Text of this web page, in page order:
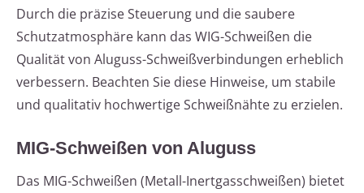
Durch die präzise Steuerung und die saubere
Schutzatmosphäre kann das WIG-Schweißen die
Qualität von Aluguss-Schweißverbindungen erheblich
verbessern. Beachten Sie diese Hinweise, um stabile
und qualitativ hochwertige Schweißnähte zu erzielen.
MIG-Schweißen von Aluguss
Das MIG-Schweißen (Metall-Inertgasschweißen) bietet